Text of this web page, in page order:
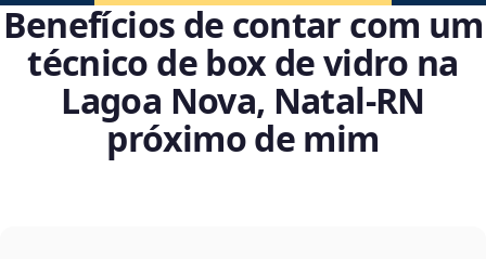
Benefícios de contar com um
técnico de box de vidro na
Lagoa Nova, Natal‑RN
próximo de mim